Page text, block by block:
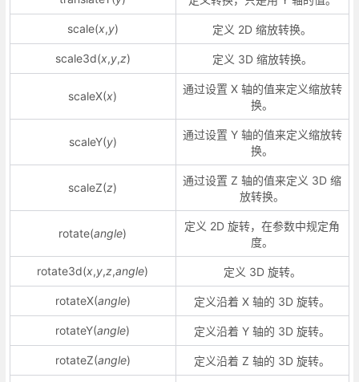
scale(x,y) 定义 2D 缩放转换。
scale3d(x,y,z) 定义 3D 缩放转换。
scaleX(x)
通过设置 X 轴的值来定义缩放转
换。
scaleY(y)
通过设置 Y 轴的值来定义缩放转
换。
scaleZ(z)
通过设置 Z 轴的值来定义 3D 缩
放转换。
rotate(angle)
定义 2D 旋转，在参数中规定角
度。
rotate3d(x,y,z,angle) 定义 3D 旋转。
rotateX(angle) 定义沿着 X 轴的 3D 旋转。
rotateY(angle) 定义沿着 Y 轴的 3D 旋转。
rotateZ(angle) 定义沿着 Z 轴的 3D 旋转。